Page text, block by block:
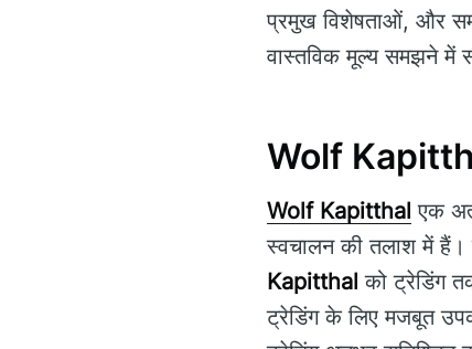
प्रमुख विशेषताओं, और
वास्तविक मूल्य समझने में
Wolf
Wolf Kapitthal एक
स्वचालन की तलाश में हैं।
Kapitthal को ट्रेडिंग
ट्रेडिंग के लिए मजबूत